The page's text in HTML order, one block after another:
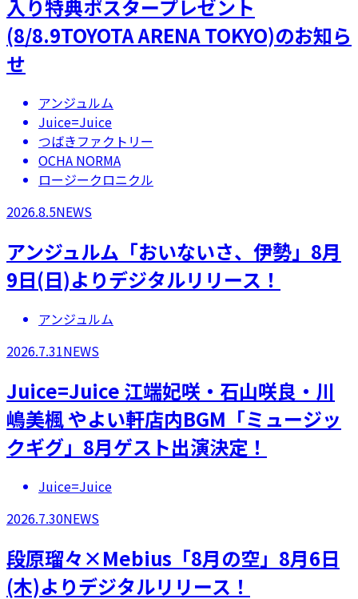
入り特典ポスタープレゼント
(8/8.9TOYOTA ARENA TOKYO)のお知ら
せ
アンジュルム
Juice=Juice
つばきファクトリー
OCHA NORMA
ロージークロニクル
2026.8.5NEWS
アンジュルム「おいないさ、伊勢」8月
9日(日)よりデジタルリリース！
アンジュルム
2026.7.31NEWS
Juice=Juice 江端妃咲・石山咲良・川
嶋美楓 やよい軒店内BGM「ミュージッ
クギグ」8月ゲスト出演決定！
Juice=Juice
2026.7.30NEWS
段原瑠々×Mebius「8月の空」8月6日
(木)よりデジタルリリース！